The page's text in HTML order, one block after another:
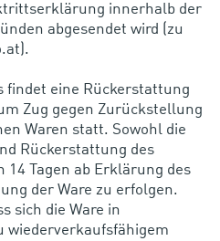
innerhalb der
abgesendet wird (zu
findet eine Rückerstattung
Zug gegen Zurückstellung
Waren statt. Sowohl die
Rückerstattung des
14 Tagen ab Erklärung des
der Ware zu erfolgen.
sich die Ware in
wiederverkaufsfähigem